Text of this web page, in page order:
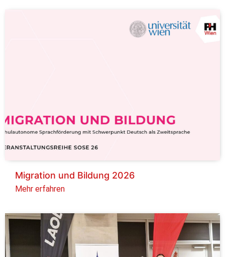
Migration und Bildung 2026
Mehr erfahren